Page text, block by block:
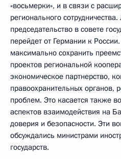
«восьмерки», и в связи с
регионального
председательство в совете
перейдет от Германии к
максимально сохранить
проектов региональной
экономическое партнерство,
правоохранительных органов,
проблем. Это касается также
аспектов взаимодействия на
доверия и безопасности. Эти
обсуждались министрами
государств.